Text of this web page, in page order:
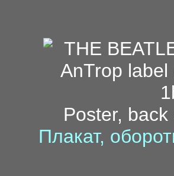
Poster, back
Плакат,